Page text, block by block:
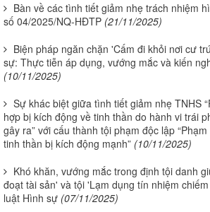
Bàn về các tình tiết giảm nhẹ trách nhiệm
số 04/2025/NQ-HĐTP (21/11/2025)
Biện pháp ngăn chặn 'Cấm đi khỏi nơi cư
sự: Thực tiễn áp dụng, vướng mắc và kiến
(10/11/2025)
Sự khác biệt giữa tình tiết giảm nhẹ TNHS
hợp bị kích động về tinh thần do hành vi trái
gây ra” với cấu thành tội phạm độc lập
tinh thần bị kích động mạnh” (10/11/2025)
Khó khăn, vướng mắc trong định tội danh
đoạt tài sản' và tội 'Lạm dụng tín nhiệm
luật Hình sự (07/11/2025)